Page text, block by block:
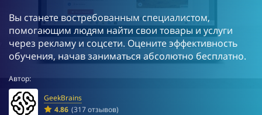
Вы станете востребованным специалистом,
помогающим людям найти свои товары и услуги
через рекламу и соцсети. Оцените эффективность
обучения, начав заниматься абсолютно бесплатно.
Автор:
GeekBrains
4.86 (317 отзывов)